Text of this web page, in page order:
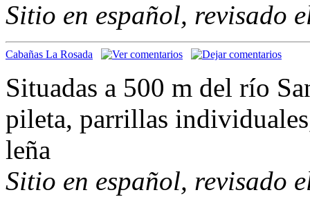
Sitio en español, revisado
Cabañas La Rosada
Situadas a 500 m del río
pileta, parrillas
leña
Sitio en español, revisado